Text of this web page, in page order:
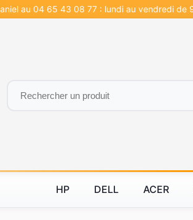
au 04 65 43 08 77 : lundi au vendredi de
HP DELL ACER